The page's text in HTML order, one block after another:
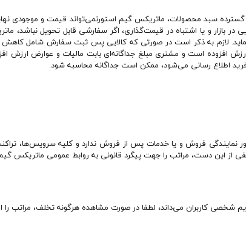
گسترده سبد محصولات، ماتریکس گیم استورنمی‌تواند قیمت و موجودی
در بازار و یا اشتباه در قیمت‌‏گذاری، اگر سفارشی قابل تحویل
لازم به ذکر است در صورتی که کالایی پس ثبت سفارش شامل
افزوده است و مشتری مبلغ جداگانه‌‏ای بابت مالیات و عوارض ارزش
اطلاع‌ ‏رسانی می‌‏شود، ممکن است جداگانه محاسبه شود.
فروش و یا خدمات پس از فروش ندارد و کلیه سرویس‌‏ها،
این دست، مراتب را جهت پیگرد قانونی به روابط عمومی ماتریکس
شخصی کاربران می‌داند، لطفا در صورت مشاهده هرگونه تخلف، مراتب را